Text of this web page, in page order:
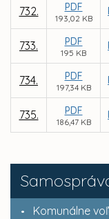
Komunálne
732. PDF
193,02 KB
733. PDF
195 KB
734. PDF
197,34 KB
735. PDF
186,47 KB